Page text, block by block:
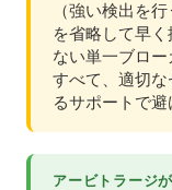
（強い検出を
を省略して早
ない単一ブロ
すべて、適切な
るサポートで避
アービトラージ